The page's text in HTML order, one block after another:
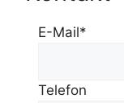
E-Mail*
Telefon